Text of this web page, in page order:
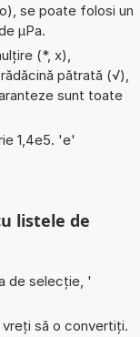
se poate folosi un
µPa.
(*, x),
pătrată (√),
sunt toate
1,4e5. 'e'
listele de
de selecție, '
să o convertiți.